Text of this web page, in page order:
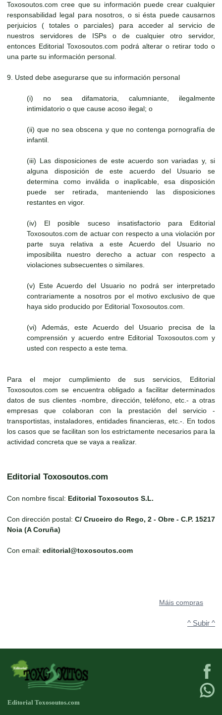
Toxosoutos.com cree que su información puede crear cualquier
responsabilidad legal para nosotros, o si ésta puede causarnos
perjuicios ( totales o parciales) para acceder al servicio de
nuestros servidores de ISPs o de cualquier otro servidor,
entonces Editorial Toxosoutos.com podrá alterar o retirar todo o
una parte su información personal.
9. Usted debe asegurarse que su información personal
(i) no sea difamatoria, calumniante, ilegalmente
intimidatorio o que cause acoso ilegal; o
(ii) que no sea obscena y que no contenga pornografía de
infantil.
(iii) Las disposiciones de este acuerdo son variadas y, si
alguna disposición de este acuerdo del Usuario se
determina como inválida o inaplicable, esa disposición
puede ser retirada, manteniendo las disposiciones
restantes en vigor.
(iv) El posible suceso insatisfactorio para Editorial
Toxosoutos.com de actuar con respecto a una violación por
parte suya relativa a este Acuerdo del Usuario no
imposibilita nuestro derecho a actuar con respecto a
violaciones subsecuentes o similares.
(v) Este Acuerdo del Usuario no podrá ser interpretado
contrariamente a nosotros por el motivo exclusivo de que
haya sido producido por Editorial Toxosoutos.com.
(vi) Además, este Acuerdo del Usuario precisa de la
comprensión y acuerdo entre Editorial Toxosoutos.com y
usted con respecto a este tema.
Para el mejor cumplimiento de sus servicios, Editorial
Toxosoutos.com se encuentra obligado a facilitar determinados
datos de sus clientes -nombre, dirección, teléfono, etc.- a otras
empresas que colaboran con la prestación del servicio -
transportistas, instaladores, entidades financieras, etc.-. En todos
los casos que se facilitan son los estrictamente necesarios para la
actividad concreta que se vaya a realizar.
Editorial Toxosoutos.com
Con nombre fiscal: Editorial Toxosoutos S.L.
Con dirección postal:C/ Cruceiro do Rego, 2 - Obre - C.P. 15217
Noia (A Coruña)
Con email: editorial@toxosoutos.com
Máis compras
^ Subir ^
Editorial Toxosoutos.com